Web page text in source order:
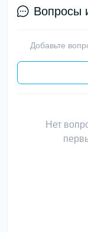
Вопросы
Добавьте
Нет